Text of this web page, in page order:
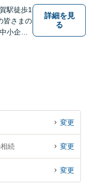
駅徒歩1
皆さまの
小企業
詳細を見
る
変更
続 変更
変更